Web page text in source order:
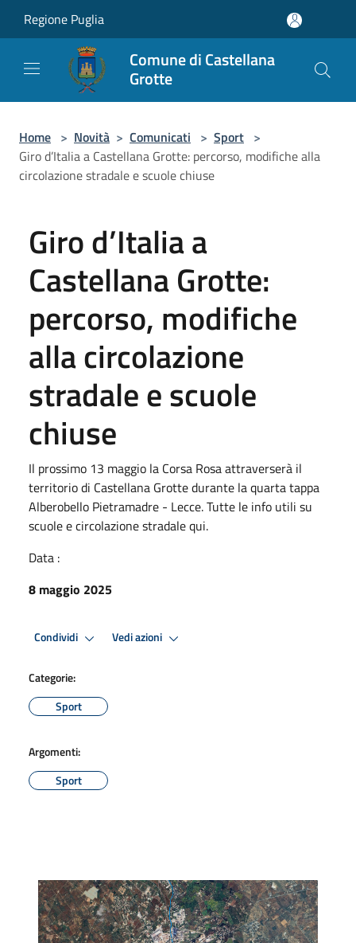
Regione Puglia
Comune di Castellana
Grotte
Home > Novità > Comunicati > Sport >
Giro d’Italia a Castellana Grotte: percorso, modifiche alla
circolazione stradale e scuole chiuse
Giro d’Italia a
Castellana Grotte:
percorso, modifiche
alla circolazione
stradale e scuole
chiuse
Il prossimo 13 maggio la Corsa Rosa attraverserà il
territorio di Castellana Grotte durante la quarta tappa
Alberobello Pietramadre - Lecce. Tutte le info utili su
scuole e circolazione stradale qui.
Data :
8 maggio 2025
Condividi Vedi azioni
Categorie:
Sport
Argomenti:
Sport